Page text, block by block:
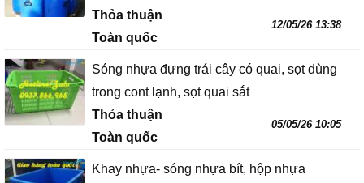
Thỏa thuận
Toàn quốc
12/05/26 13:38
Sóng nhựa đựng trái cây có quai, sọt dùng
trong cont lạnh, sọt quai sắt
Thỏa thuận
Toàn quốc
05/05/26 10:05
Khay nhựa- sóng nhựa bít, hộp nhựa